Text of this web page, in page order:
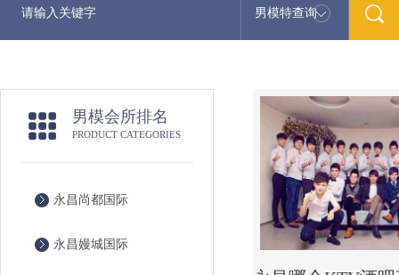
男模特查询
男模会所排名
PRODUCT CATEGORIES
永昌尚都国际
永昌嫚城国际